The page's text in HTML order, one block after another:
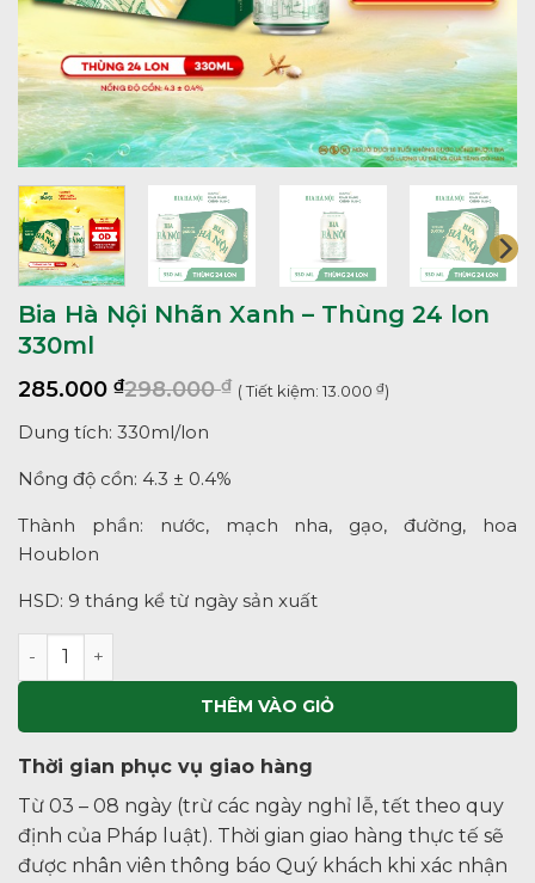
Bia Hà Nội Nhãn Xanh – Thùng 24 lon
330ml
285.000 ₫298.000₫ ( Tiết kiệm:13.000₫)
Dung tích: 330ml/lon
Nồng độ cồn: 4.3 ± 0.4%
Thành phần: nước, mạch nha, gạo, đường, hoa
Houblon
HSD: 9 tháng kể từ ngày sản xuất
Bia Hà Nội Nhãn Xanh – Thùng 24 lon 330ml số lượng
THÊM VÀO GIỎ
Thời gian phục vụ giao hàng
Từ 03 – 08 ngày (trừ các ngày nghỉ lễ, tết theo quy
định của Pháp luật). Thời gian giao hàng thực tế sẽ
được nhân viên thông báo Quý khách khi xác nhận